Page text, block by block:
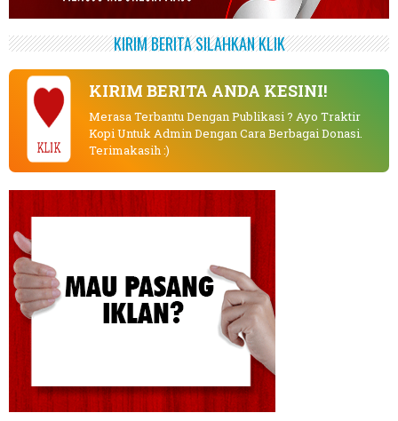
KIRIM BERITA SILAHKAN KLIK
KLIK
KIRIM BERITA ANDA KESINI!
Merasa Terbantu Dengan Publikasi ? Ayo Traktir
Kopi Untuk Admin Dengan Cara Berbagai Donasi.
Terimakasih :)